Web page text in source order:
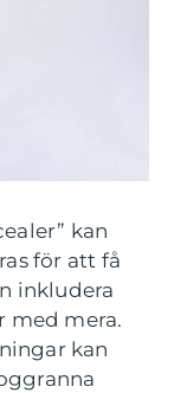
kan
för att få
inkludera
med mera.
kan